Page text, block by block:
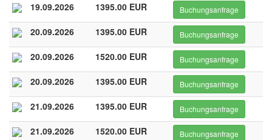
19.09.2026 1395.00 EUR Buchungsanfrage
20.09.2026 1395.00 EUR Buchungsanfrage
20.09.2026 1520.00 EUR Buchungsanfrage
20.09.2026 1395.00 EUR Buchungsanfrage
21.09.2026 1395.00 EUR Buchungsanfrage
21.09.2026 1520.00 EUR Buchungsanfrage